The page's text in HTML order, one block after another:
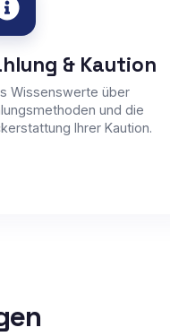
& Kaution
Wissenswerte über
und die
Ihrer Kaution.